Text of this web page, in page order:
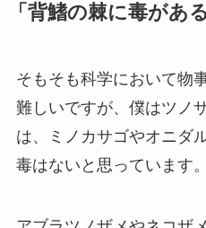
「背鰭の棘に毒があ
そもそも科学において物
難しいですが、 僕はツノ
は、ミノカサゴやオニダ
毒はないと思っています。